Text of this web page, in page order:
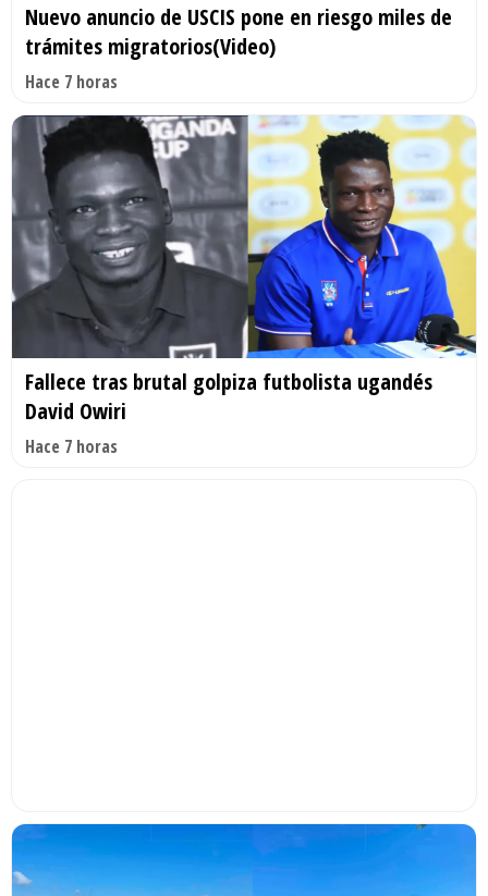
Nuevo anuncio de USCIS pone en riesgo miles de
trámites migratorios(Video)
Hace 7 horas
Fallece tras brutal golpiza futbolista ugandés
David Owiri
Hace 7 horas